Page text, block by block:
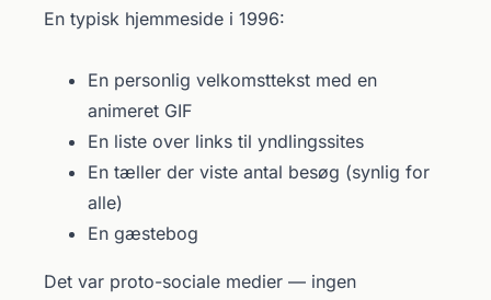
En typisk hjemmeside i 1996:
En personlig velkomsttekst med en
animeret GIF
En liste over links til yndlingssites
En tæller der viste antal besøg (synlig for
alle)
En gæstebog
Det var proto-sociale medier — ingen